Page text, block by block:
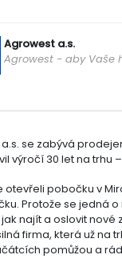
Agrowest a.s.
Agrowest - aby Vaše
se zabývá
výročí 30 let na trhu
otevřeli pobočku v
Protože se jedná
najít a oslovit
firma, která už na
pomůžou a